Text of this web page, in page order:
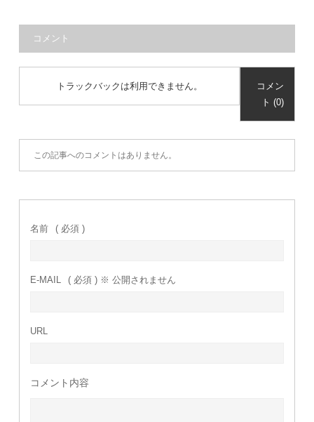
コメント
トラックバックは利用できません。
コメン
ト (0)
この記事へのコメントはありません。
名前 ( 必須 )
E-MAIL ( 必須 ) ※ 公開されません
URL
コメント内容